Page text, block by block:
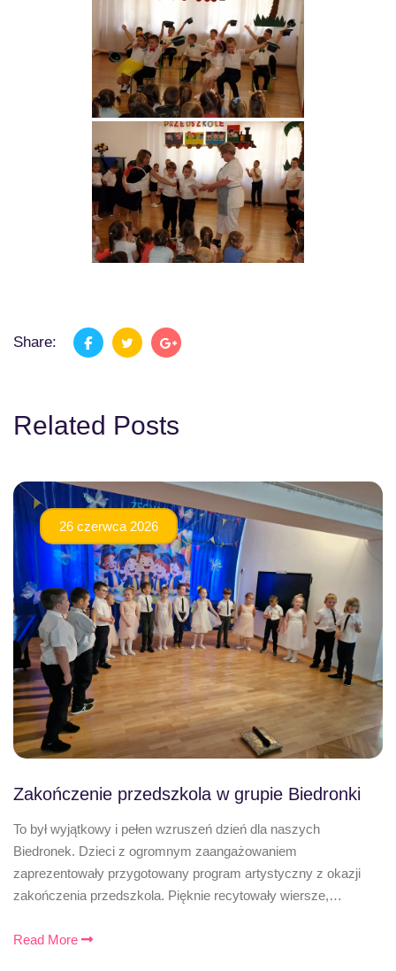
Share:
Related Posts
26 czerwca 2026
Zakończenie przedszkola w grupie Biedronki
To był wyjątkowy i pełen wzruszeń dzień dla naszych
Biedronek. Dzieci z ogromnym zaangażowaniem
zaprezentowały przygotowany program artystyczny z okazji
zakończenia przedszkola. Pięknie recytowały wiersze,…
Read More